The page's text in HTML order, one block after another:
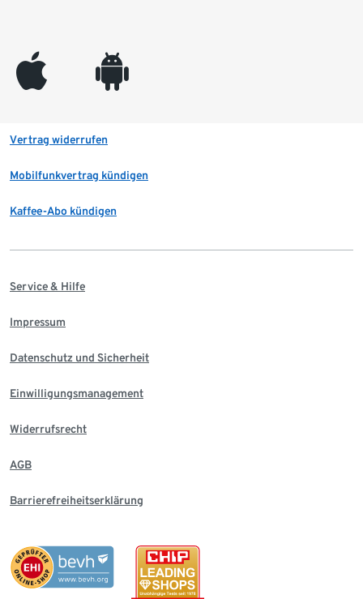
appleinc android
Vertrag widerrufen
Mobilfunkvertrag kündigen
Kaffee-Abo kündigen
Service & Hilfe
Impressum
Datenschutz und Sicherheit
Einwilligungsmanagement
Widerrufsrecht
AGB
Barrierefreiheitserklärung